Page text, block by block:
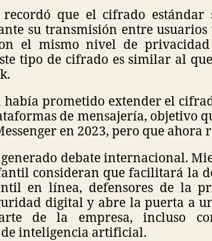
que el cifrado estándar
su transmisión entre
el mismo nivel de
tipo de cifrado es similar al
había prometido extender el
de mensajería, objetivo
en 2023, pero que
debate internacional.
consideran que facilitará la
en línea, defensores de la
digital y abre la puerta a
de la empresa, incluso
inteligencia artificial.